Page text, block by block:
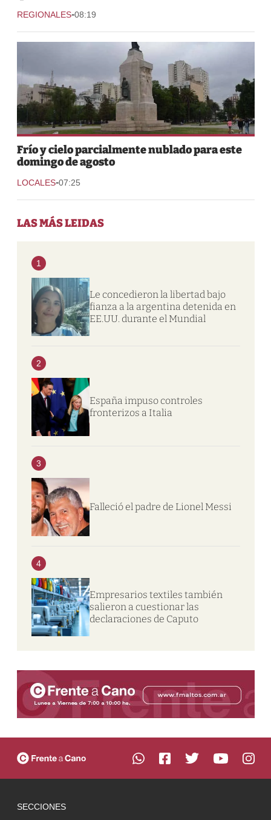
REGIONALES-08:19
Frío y cielo parcialmente nublado para este
domingo de agosto
LOCALES-07:25
LAS MÁS LEIDAS
1
Le concedieron la libertad bajo
fianza a la argentina detenida en
EE.UU. durante el Mundial
2
España impuso controles
fronterizos a Italia
3
Falleció el padre de Lionel Messi
4
Empresarios textiles también
salieron a cuestionar las
declaraciones de Caputo
SECCIONES